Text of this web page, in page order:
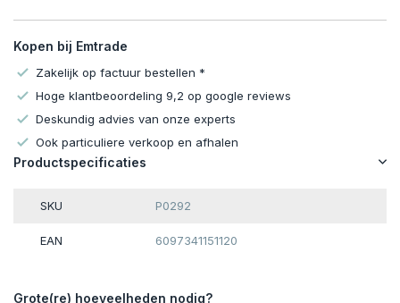
Kopen bij Emtrade
Zakelijk op factuur bestellen *
Hoge klantbeoordeling 9,2 op google reviews
Deskundig advies van onze experts
Ook particuliere verkoop en afhalen
Productspecificaties
SKU P0292
EAN 6097341151120
Grote(re) hoeveelheden nodig?